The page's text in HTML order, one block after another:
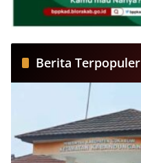
Berita Terpopuler